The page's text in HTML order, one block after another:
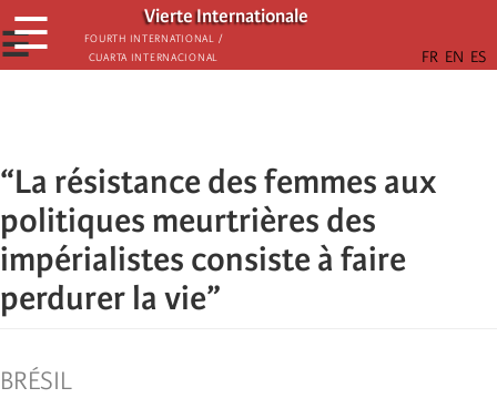
Skip
to
main
Vierte Internationale
Fourth International /
Cuarta Internacional
☰
☰
“La résistance des femmes aux
politiques meurtrières des
impérialistes consiste à faire
perdurer la vie”
BRÉSIL